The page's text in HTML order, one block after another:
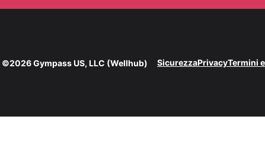
SicurezzaPrivacyTermini
©2026 Gympass US, LLC (Wellhub)